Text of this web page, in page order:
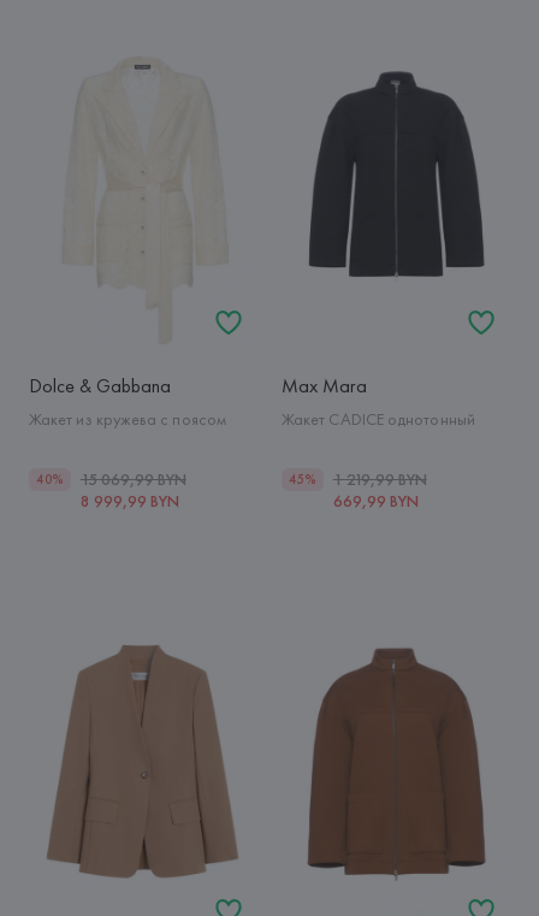
Dolce & Gabbana
Жакет из кружева с поясом
40%
15 069,99 BYN
8 999,99 BYN
Max Mara
Жакет CADICE однотонный
45%
1 219,99 BYN
669,99 BYN